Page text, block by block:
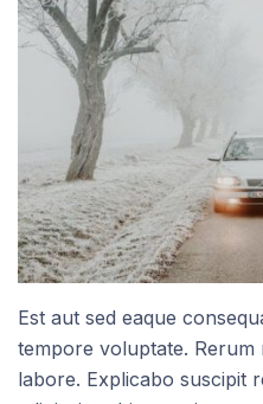
Est aut sed eaque
tempore voluptate. Rerum
labore. Explicabo suscipit